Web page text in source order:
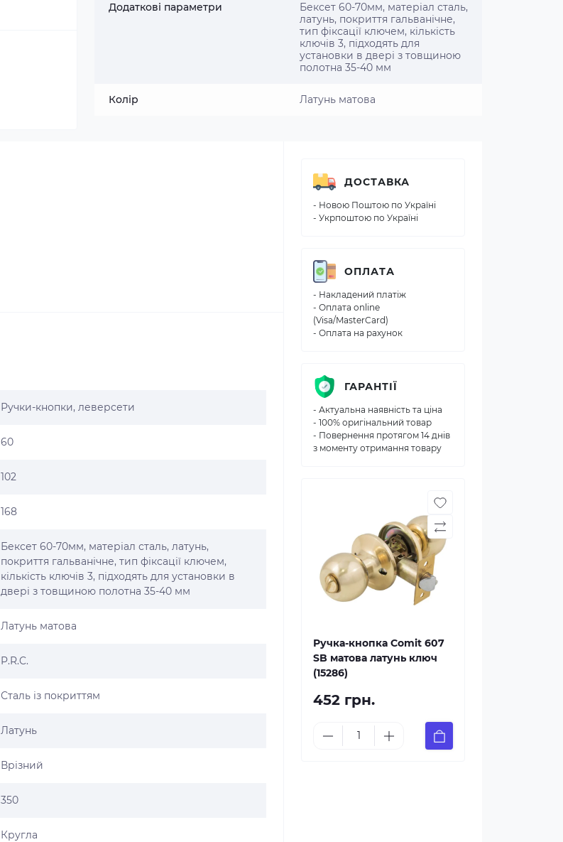
Додаткові параметри
Бексет 60-70мм, матеріал сталь,
латунь, покриття гальванічне,
тип фіксації ключем, кількість
ключів 3, підходять для
установки в двері з товщиною
полотна 35-40 мм
Колір Латунь матова
Ручки-кнопки, леверсети
60
102
168
Бексет 60-70мм, матеріал сталь, латунь,
покриття гальванічне, тип фіксації ключем,
кількість ключів 3, підходять для установки в
двері з товщиною полотна 35-40 мм
Латунь матова
P.R.C.
Сталь із покриттям
Латунь
Врізний
350
Кругла
ДОСТАВКА
- Новою Поштою по Україні
- Укрпоштою по Україні
ОПЛАТА
- Накладений платіж
- Оплата online
(Visa/MasterCard)
- Оплата на рахунок
ГАРАНТІЇ
- Актуальна наявність та ціна
- 100% оригінальний товар
- Повернення протягом 14 днів
з моменту отримання товару
Ручка-кнопка Comit 607
SB матова латунь ключ
(15286)
452 грн.